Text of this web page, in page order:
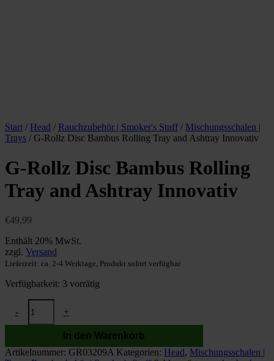
Start / Head / Rauchzubehör | Smoker's Stuff / Mischungsschalen |
Trays / G-Rollz Disc Bambus Rolling Tray and Ashtray Innovativ
G-Rollz Disc Bambus Rolling
Tray and Ashtray Innovativ
€49,99
Enthält 20% MwSt.
zzgl. Versand
Lieferzeit: ca. 2-4 Werktage, Produkt sofort verfügbar
Verfügbarkeit: 3 vorrätig
-
Rollz
Disc
Rolling
+
In den Warenkorb
Artikelnummer: GR03209A Kategorien: Head, Mischungsschalen |